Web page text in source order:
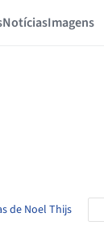
NotíciasImagens
de Noel Thijs